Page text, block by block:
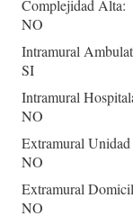
Complejidad Alta:
NO
Intramural
SI
Intramural
NO
Extramural
NO
Extramural
NO